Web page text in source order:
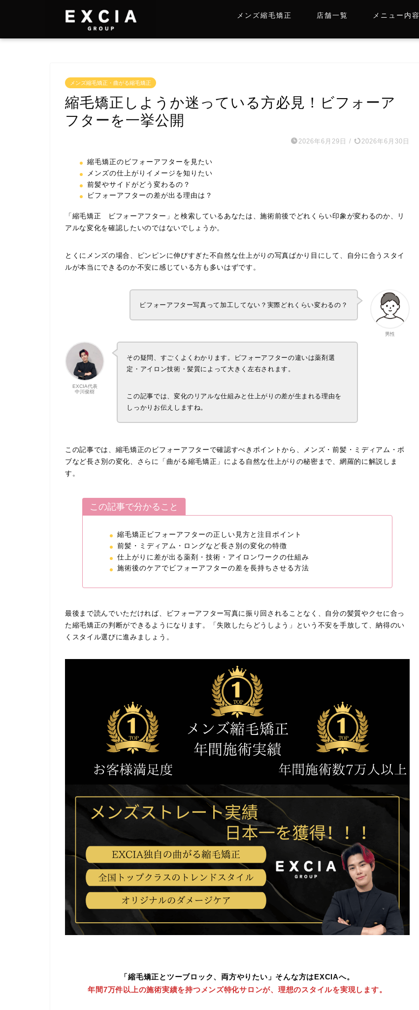
メンズ縮毛矯正 店舗一覧 メニュー内容
メンズ縮毛矯正・曲がる縮毛矯正
縮毛矯正しようか迷っている方必見！ビフォーア
フターを一挙公開
2026年6月29日 / 2026年6月30日
縮毛矯正のビフォーアフターを見たい
メンズの仕上がりイメージを知りたい
前髪やサイドがどう変わるの？
ビフォーアフターの差が出る理由は？
「縮毛矯正 ビフォーアフター」と検索しているあなたは、施術前後でどれくらい印象が変わるのか、リ
アルな変化を確認したいのではないでしょうか。
とくにメンズの場合、ピンピンに伸びすぎた不自然な仕上がりの写真ばかり目にして、自分に合うスタイ
ルが本当にできるのか不安に感じている方も多いはずです。
男性
ビフォーアフター写真って加工してない？実際どれくらい変わるの？
EXCIA代表
中川俊樹
その疑問、すごくよくわかります。ビフォーアフターの違いは薬剤選
定・アイロン技術・髪質によって大きく左右されます。
この記事では、変化のリアルな仕組みと仕上がりの差が生まれる理由を
しっかりお伝えしますね。
この記事では、縮毛矯正のビフォーアフターで確認すべきポイントから、メンズ・前髪・ミディアム・ボ
ブなど長さ別の変化、さらに「曲がる縮毛矯正」による自然な仕上がりの秘密まで、網羅的に解説しま
す。
この記事で分かること
縮毛矯正ビフォーアフターの正しい見方と注目ポイント
前髪・ミディアム・ロングなど長さ別の変化の特徴
仕上がりに差が出る薬剤・技術・アイロンワークの仕組み
施術後のケアでビフォーアフターの差を長持ちさせる方法
最後まで読んでいただければ、ビフォーアフター写真に振り回されることなく、自分の髪質やクセに合っ
た縮毛矯正の判断ができるようになります。「失敗したらどうしよう」という不安を手放して、納得のい
くスタイル選びに進みましょう。
「縮毛矯正とツーブロック、両方やりたい」そんな方はEXCIAへ。
年間7万件以上の施術実績を持つメンズ特化サロンが、理想のスタイルを実現します。